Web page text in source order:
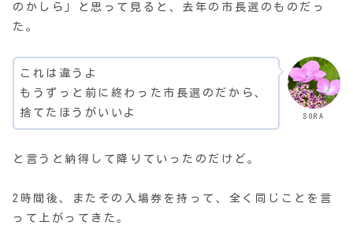
のかしら」と思って見ると、去年の市長選のものだっ
た。
SORA
これは違うよ
もうずっと前に終わった市長選のだから、
捨てたほうがいいよ
と言うと納得して降りていったのだけど。
2時間後、またその入場券を持って、全く同じことを言
って上がってきた。